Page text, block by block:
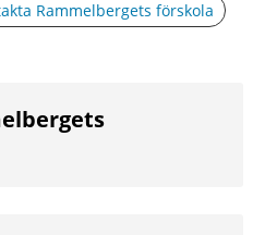
Rammelbergets förskola